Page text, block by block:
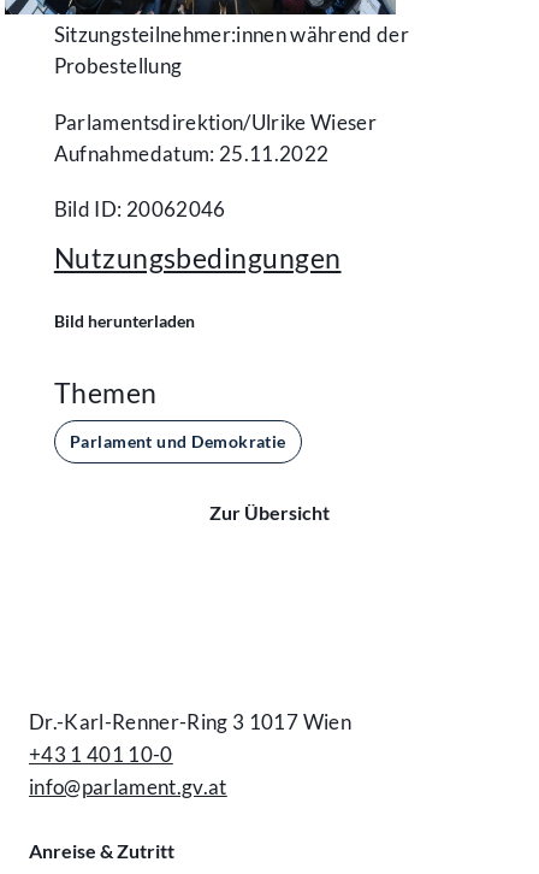
Sitzungsteilnehmer:innen während der
Probestellung
Parlamentsdirektion/​Ulrike Wieser
Aufnahmedatum: 25.11.2022
Bild ID: 20062046
Nutzungsbedingungen
Bild herunterladen
Themen
Parlament und Demokratie
Zur Übersicht
Dr.-Karl-Renner-Ring 3 1017 Wien
+43 1 401 10-0
info@parlament.gv.at
Anreise & Zutritt